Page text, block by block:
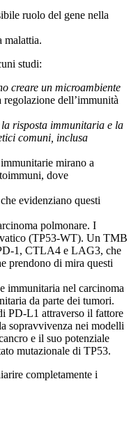
ruolo del gene nella
malattia.
studi:
creare un microambiente
dell’immunità
risposta immunitaria e la
comuni, inclusa
mirano a
dove
evidenziano questi
polmonare. I
(TP53-WT). Un TMB
1, CTLA4 e LAG3, che
prendono di mira questi
immunitaria nel carcinoma
da parte dei tumori.
PD-L1 attraverso il fattore
sopravvivenza nei modelli
e il suo potenziale
mutazionale di TP53.
completamente i